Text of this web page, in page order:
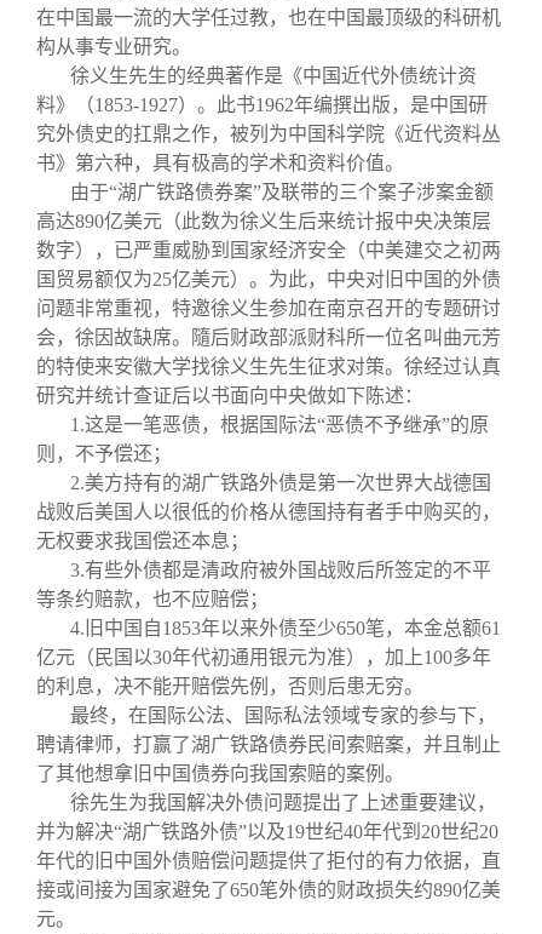
在中国最一流的大学任过教，也在中国最顶级的科研机
构从事专业研究。
徐义生先生的经典著作是《中国近代外债统计资
料》（1853-1927）。此书1962年编撰出版，是中国研
究外债史的扛鼎之作，被列为中国科学院《近代资料丛
书》第六种，具有极高的学术和资料价值。
由于“湖广铁路债券案”及联带的三个案子涉案金额
高达890亿美元（此数为徐义生后来统计报中央决策层
数字），已严重威胁到国家经济安全（中美建交之初两
国贸易额仅为25亿美元）。为此，中央对旧中国的外债
问题非常重视，特邀徐义生参加在南京召开的专题研讨
会，徐因故缺席。隨后财政部派财科所一位名叫曲元芳
的特使来安徽大学找徐义生先生征求对策。徐经过认真
研究并统计查证后以书面向中央做如下陈述：
1.这是一笔恶债，根据国际法“恶债不予继承”的原
则，不予偿还；
2.美方持有的湖广铁路外债是第一次世界大战德国
战败后美国人以很低的价格从德国持有者手中购买的，
无权要求我国偿还本息；
3.有些外债都是清政府被外国战败后所签定的不平
等条约赔款，也不应赔偿；
4. 旧中国自1853年以来外债至少650笔，本金总额61
亿元（民国以30年代初通用银元为准），加上100多年
的利息，决不能开赔偿先例，否则后患无穷。
最终，在国际公法、国际私法领域专家的参与下，
聘请律师，打赢了湖广铁路债券民间索赔案，并且制止
了其他想拿旧中国债券向我国索赔的案例。
徐先生为我国解决外债问题提出了上述重要建议，
并为解决“湖广铁路外债”以及19世纪40年代到20世纪20
年代的旧中国外债赔偿问题提供了拒付的有力依据，直
接或间接为国家避免了650笔外债的财政损失约890亿美
元。